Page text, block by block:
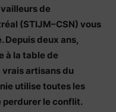
de
(STIJM–CSN) vous
Depuis deux ans,
à la table de
artisans du
utilise toutes les
perdurer le conflit.